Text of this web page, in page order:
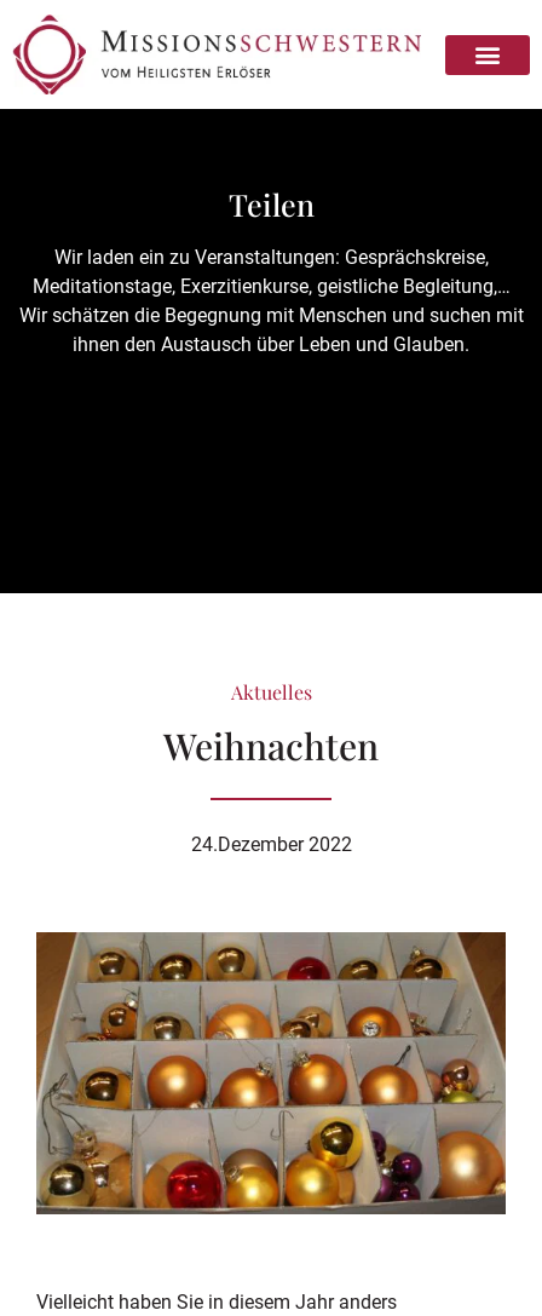
Teilen
Wir laden ein zu Veranstaltungen: Gesprächskreise,
Meditationstage, Exerzitienkurse, geistliche Begleitung,…
Wir schätzen die Begegnung mit Menschen und suchen mit
ihnen den Austausch über Leben und Glauben.
Aktuelles
Weihnachten
24.Dezember 2022
Vielleicht haben Sie in diesem Jahr anders